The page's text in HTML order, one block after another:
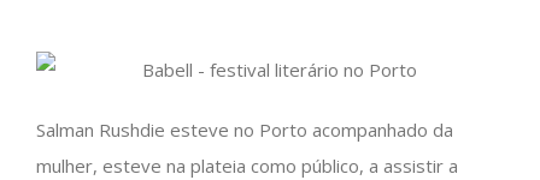
Salman Rushdie esteve no Porto acompanhado da
mulher, esteve na plateia como público, a assistir a